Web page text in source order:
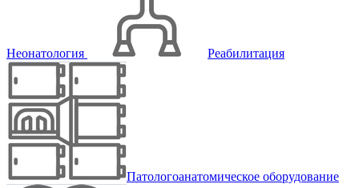
Неонатология Реабилитация
Патологоанатомическое оборудование